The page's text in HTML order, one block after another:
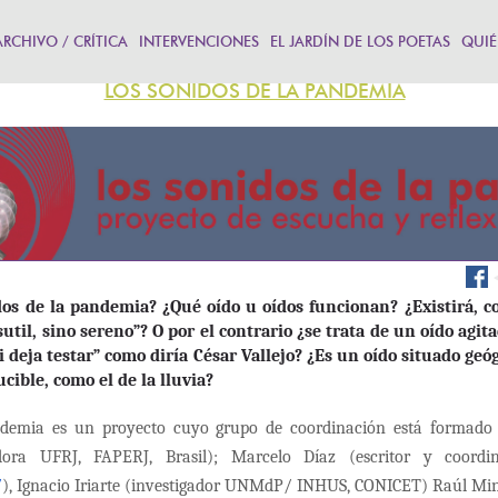
/ CRÍTICA INTERVENCIONES EL JARDÍN DE LOS POETAS
LOS SONIDOS DE LA PANDEMIA
de la pandemia? ¿Qué oído u oídos funcionan? ¿Existirá,
sino sereno”? O por el contrario ¿se trata de un oído
testar” como diría César Vallejo? ¿Es un oído situado
como el de la lluvia?
es un proyecto cuyo grupo de coordinación está
UFRJ, FAPERJ, Brasil); Marcelo Díaz (escritor y
), Ignacio Iriarte (investigador UNMdP/ INHUS, CONICET) Raúl